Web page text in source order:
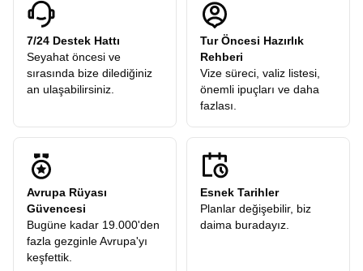
7/24 Destek Hattı
Seyahat öncesi ve
sırasında bize dilediğiniz
an ulaşabilirsiniz.
Tur Öncesi Hazırlık
Rehberi
Vize süreci, valiz listesi,
önemli ipuçları ve daha
fazlası.
Avrupa Rüyası
Güvencesi
Bugüne kadar 19.000'den
fazla gezginle Avrupa'yı
keşfettik.
Esnek Tarihler
Planlar değişebilir, biz
daima buradayız.